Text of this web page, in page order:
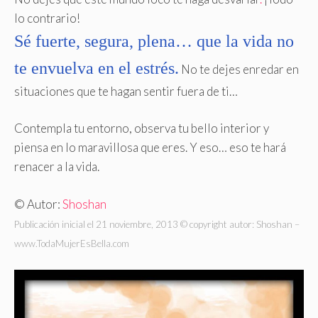
lo contrario!
Sé fuerte, segura, plena… que la vida no
te envuelva en el estrés. No te dejes enredar en
situaciones que te hagan sentir fuera de ti…
Contempla tu entorno, observa tu bello interior y
piensa en lo maravillosa que eres. Y eso… eso te hará
renacer a la vida.
© Autor:Shoshan
Publicación inicial el 21 noviembre, 2013 © copyright autor: Shoshan –
www.TodaMujerEsBella.com